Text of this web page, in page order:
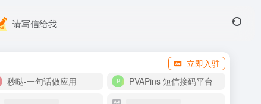
请写信给我
立即入驻
秒哒-一句话做应用
PVAPins 短信接码平台